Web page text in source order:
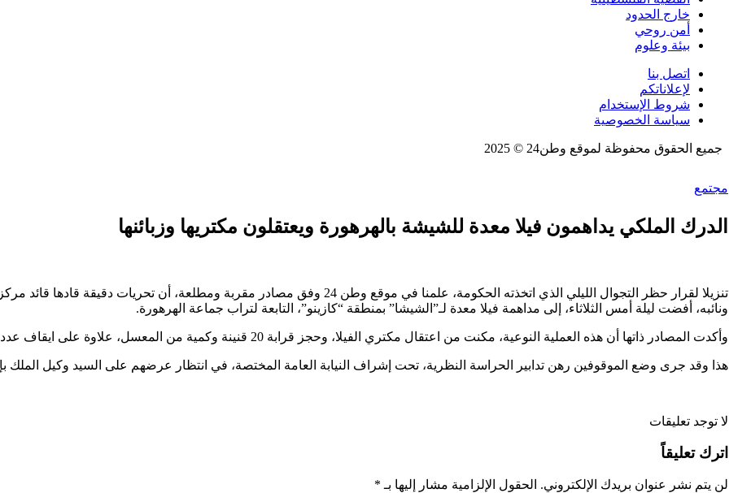
خارج الحدود
أمن روحي
بيئة وعلوم
اتصل بنا
لإعلاناتكم
شروط الإستخدام
سياسة الخصوصية
جميع الحقوق محفوظة لموقع وطن24 © 2025
مجتمع
الدرك الملكي يداهمون فيلا معدة للشيشة بالهرهورة ويعتقلون مكتريها وزبائنها
تنزيلا لقرار حظر التجوال الليلي الذي اتخذته الحكومة، علمنا في موقع وطن 24 وفق مصادر
ونائبه، أفضت ليلة أمس الثلاثاء، إلى مداهمة فيلا معدة لـ”الشيشا” بمنطقة “كازينو”، التابعة لتراب جماعة الهرهورة.
وأكدت المصادر ذاتها أن هذه العملية النوعية، مكنت من اعتقال مكتري الفيلا، وحجز قرابة 20 قنينة وكمية من المعسل، علاوة على ايقاف عدد من زبناء الفيلا المذكورة.
هذا وقد جرى وضع الموقوفين رهن تدابير الحراسة النظرية، تحت إشراف النيابة العامة المختصة، في انتظار عرضهم على السيد وكيل الملك
لا توجد تعليقات
اترك تعليقاً
لن يتم نشر عنوان بريدك الإلكتروني. الحقول الإلزامية مشار إليها بـ *